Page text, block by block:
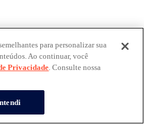
para personalizar sua
Ao continuar, você
Privacidade. Consulte nossa